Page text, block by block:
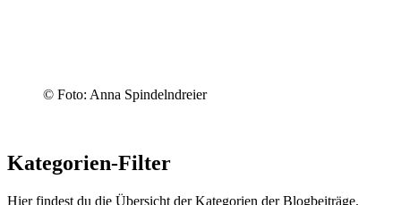
© Foto: Anna Spindelndreier
Kategorien-Filter
Hier findest du die Übersicht der Kategorien der Blogbeiträge.